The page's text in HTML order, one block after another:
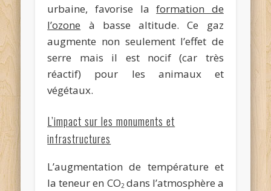
urbaine, favorise laformation de
l’ozone à basse altitude. Ce gaz
augmente non seulement l’effet de
serre mais il est nocif (car très
réactif) pour les animaux et
végétaux.
L’impact sur les monuments et
infrastructures
L’augmentation de température et
la teneur en CO2 dans l’atmosphère a